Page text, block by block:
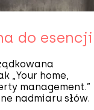
do esencji
„Your home,
management.”
nadmiaru słów.